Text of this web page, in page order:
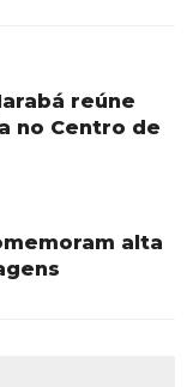
reúne
no Centro de
alta